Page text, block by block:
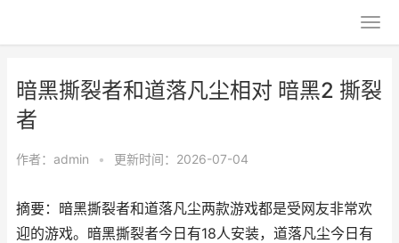
暗黑撕裂者和道落凡尘相对 暗黑2 撕裂
者
作者： admin • 更新时间：2026-07-04
摘要：暗黑撕裂者和道落凡尘两款游戏都是受网友非常欢
迎的游戏。暗黑撕裂者今日有18人安装，道落凡尘今日有